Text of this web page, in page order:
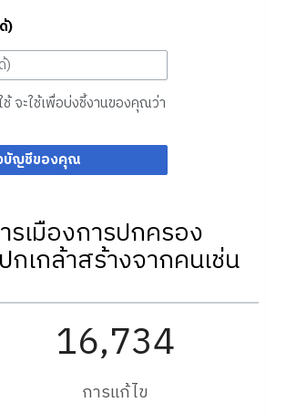
)
จะใช้เพื่อบ่งชี้งานของคุณว่า
บัญชีของคุณ
เมืองการปกครอง
เกล้าสร้างจากคนเช่น
16,734
การแก้ไข